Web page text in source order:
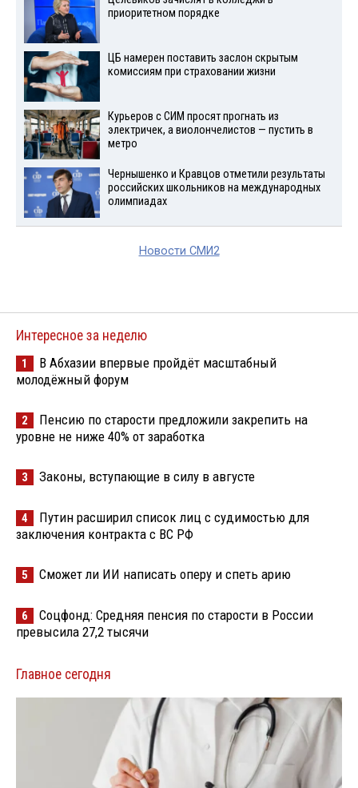
приоритетном порядке
ЦБ намерен поставить заслон скрытым
комиссиям при страховании жизни
Курьеров с СИМ просят прогнать из
электричек, а виолончелистов — пустить в
метро
Чернышенко и Кравцов отметили результаты
российских школьников на международных
олимпиадах
Новости СМИ2
Интересное за неделю
1
В Абхазии впервые пройдёт масштабный
молодёжный форум
2
Пенсию по старости предложили закрепить на
уровне не ниже 40% от заработка
3 Законы, вступающие в силу в августе
4
Путин расширил список лиц с судимостью для
заключения контракта с ВС РФ
5 Сможет ли ИИ написать оперу и спеть арию
6
Соцфонд: Средняя пенсия по старости в России
превысила 27,2 тысячи
Главное сегодня